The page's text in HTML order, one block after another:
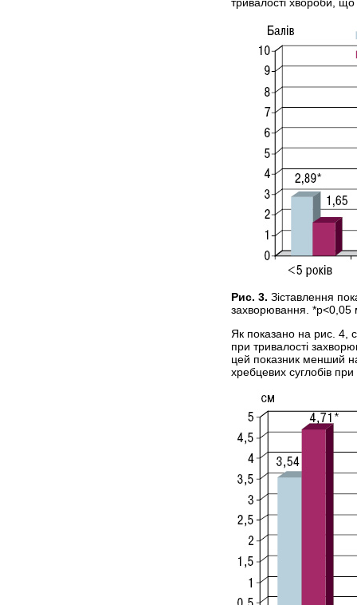
Рис. 3. Зіставлення
захворювання.
Як показано на рис. 4,
при тривалості
цей показник менший
хребцевих суглобів